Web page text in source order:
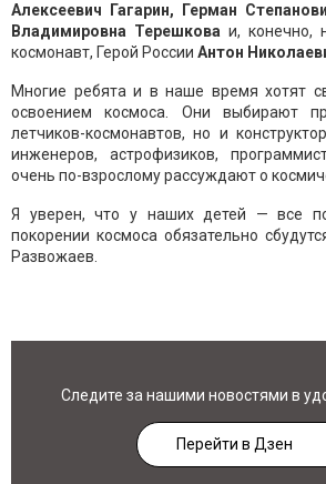
Алексеевич Гагарин, Герман
Владимировна Терешкова и, конечно,
космонавт, Герой России Антон
Многие ребята и в наше время хотят
освоением космоса. Они выбирают
летчиков-космонавтов, но и
инженеров, астрофизиков,
очень по-взрослому рассуждают о
Я уверен, что у наших детей — все
покорении космоса обязательно
Развожаев.
Следите за нашими новостями в
Перейти в Дзен